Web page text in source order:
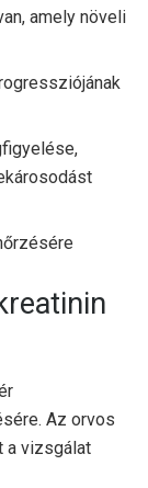
amely növeli
Az orvos
a vizsgálat